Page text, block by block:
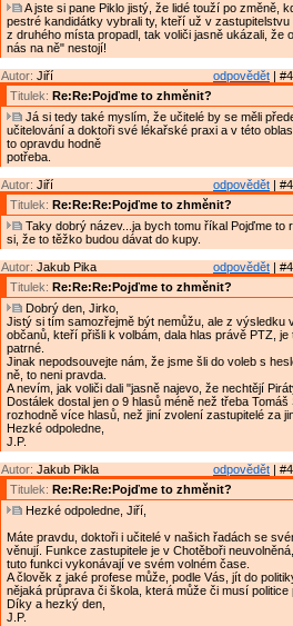
A jste si pane Piklo jistý, že lidé touží po změně,
pestré kandidátky vybrali ty, kteří už v zastupitelstvu
z druhého místa propadl, tak voliči jasně ukázali, že
nás na ně" nestojí!
odpovědět |
Autor: Jiří
Titulek: Re:Re:Pojďme to zhměnit?
Já si tedy také myslím, že učitelé by se měli
učitelování a doktoři své lékařské praxi a v této
to opravdu hodně
potřeba.
odpovědět |
Autor: Jiří
Titulek: Re:Re:Re:Pojďme to zhměnit?
Taky dobrý název...ja bych tomu říkal Pojďme to
si, že to těžko budou dávat do kupy.
odpovědět |
Autor: Jakub Pika
Titulek: Re:Re:Re:Pojďme to zhměnit?
Dobrý den, Jirko,
Jistý si tím samozřejmě být nemůžu, ale z výsledku
občanů, kteří přišli k volbám, dala hlas právě PTZ,
patrné.
Jinak nepodsouvejte nám, že jsme šli do voleb s
ně, to neni pravda.
A nevím, jak voliči dali "jasně najevo, že nechtějí
Dostálek dostal jen o 9 hlasů méně než třeba Tomáš
rozhodně více hlasů, než jiní zvolení zastupitelé za
Hezké odpoledne,
J.P.
odpovědět |
Autor: Jakub Pikla
Titulek: Re:Re:Re:Pojďme to zhměnit?
Hezké odpoledne, Jiří,
Máte pravdu, doktoři i učitelé v našich řadách se
věnují. Funkce zastupitele je v Chotěboři
tuto funkci vykonávají ve svém volném čase.
A člověk z jaké profese může, podle Vás, jít do
nějaká průprava či škola, která může či musí politice
Díky a hezký den,
J.P.